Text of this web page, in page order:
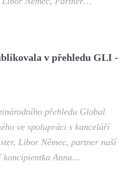
v přehledu GLI -
přehledu Global
ve spolupráci s kanceláří
Libor Němec, partner naší
koncipientka Anna…